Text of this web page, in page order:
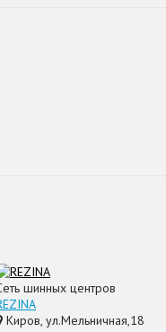
шинных центров
Киров, ул.Мельничная,18